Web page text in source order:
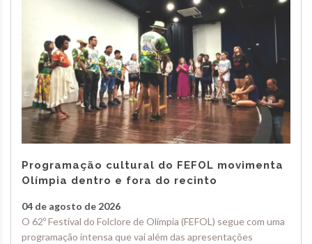
Programação cultural do FEFOL movimenta
Olímpia dentro e fora do recinto
04 de agosto de 2026
O 62º Festival do Folclore de Olímpia (FEFOL) segue com uma
programação intensa que vai além das apresentações